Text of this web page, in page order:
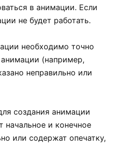
в анимации. Если
не будет работать.
необходимо точно
(например,
неправильно или
создания анимации
и конечное
или содержат опечатку,